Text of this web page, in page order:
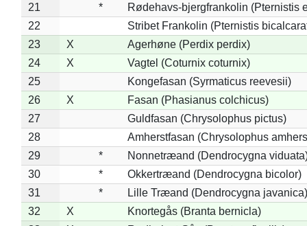
21
*
Rødehavs-bjergfrankolin (Pternistis
22
Stribet Frankolin (Pternistis
23
X
Agerhøne (Perdix perdix)
24
X
Vagtel (Coturnix coturnix)
25
Kongefasan (Syrmaticus reevesii)
26
X
Fasan (Phasianus colchicus)
27
Guldfasan (Chrysolophus pictus)
28
Amherstfasan (Chrysolophus
29
*
Nonnetræand (Dendrocygna
30
*
Okkertræand (Dendrocygna bicolor)
31
*
Lille Træand (Dendrocygna javanica)
32
X
Knortegås (Branta bernicla)